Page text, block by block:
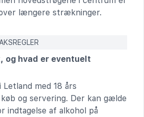
længere strækninger.
og hvad er eventuelt
med 18 års
og servering. Der kan gælde
indtagelse af alkohol på